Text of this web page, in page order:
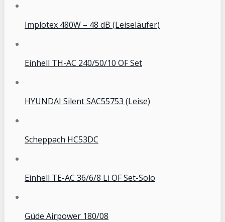
Implotex 480W – 48 dB (Leiseläufer)
Einhell TH-AC 240/50/10 OF Set
HYUNDAI Silent SAC55753 (Leise)
Scheppach HC53DC
Einhell TE-AC 36/6/8 Li OF Set-Solo
Güde Airpower 180/08